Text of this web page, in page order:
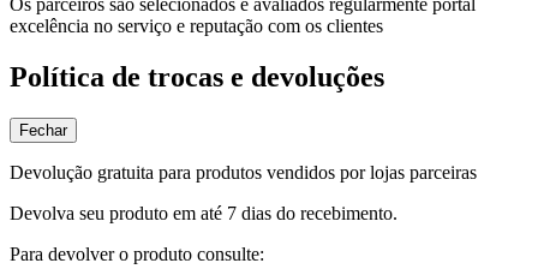
excelência no serviço e reputação com os clientes
Política de trocas e devoluções
Fechar
Devolução gratuita para produtos vendidos por lojas parceiras
Devolva seu produto em até 7 dias do recebimento.
Para devolver o produto consulte: